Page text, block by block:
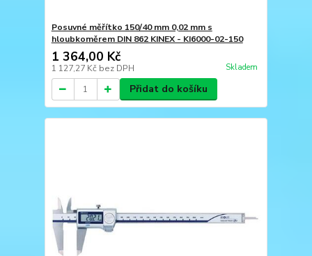
Posuvné měřítko 150/40 mm 0,02 mm s
hloubkoměrem DIN 862 KINEX - KI6000-02-150
1 364,00 Kč
1 127,27 Kč bez DPH Skladem
Přidat do košíku